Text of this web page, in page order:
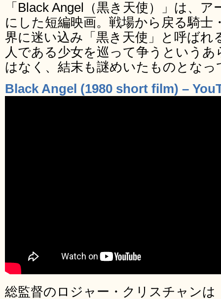
「Black Angel（黒き天使）」は、
にした短編映画。戦場から戻る騎士
界に迷い込み「黒き天使」と呼ばれ
人である少女を巡って争うという
はなく、結末も謎めいたものとなっ
Black Angel (1980 short film) –
総監督のロジャー・クリスチャンは